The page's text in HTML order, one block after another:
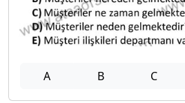
A B C